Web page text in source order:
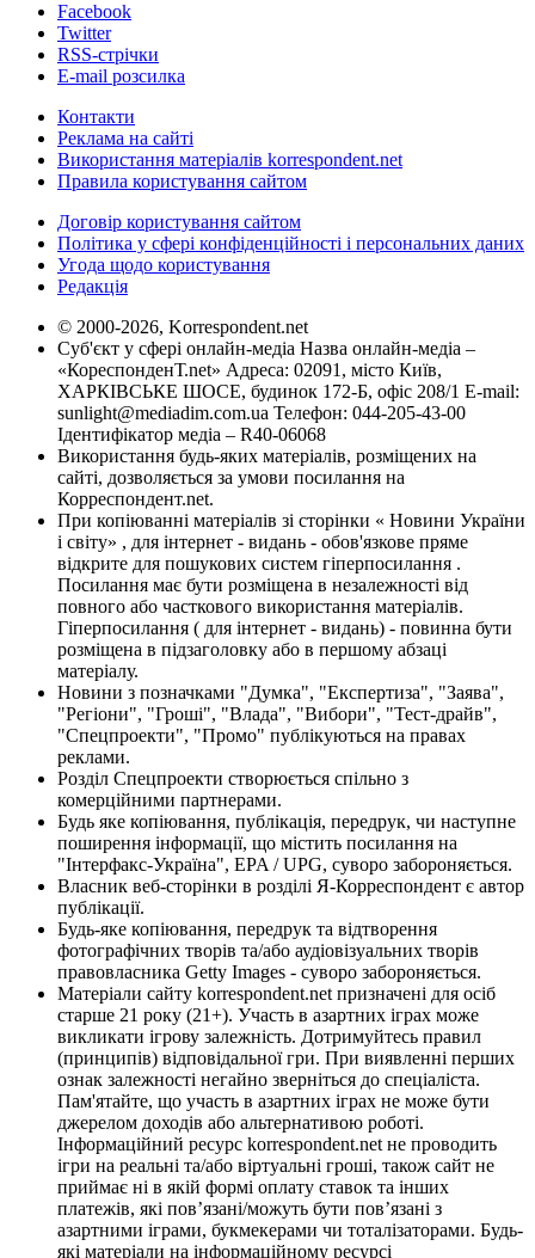
Facebook
Twitter
RSS-стрічки
E-mail розсилка
Контакти
Реклама на сайті
Використання матеріалів korrespondent.net
Правила користування сайтом
Договір користування сайтом
Політика у сфері конфіденційності і персональних даних
Угода щодо користування
Редакція
© 2000-2026, Korrespondent.net
Суб'єкт у сфері онлайн-медіа Назва онлайн-медіа –
«КореспонденТ.net» Адреса: 02091, місто Київ,
ХАРКІВСЬКЕ ШОСЕ, будинок 172-Б, офіс 208/1 E-mail:
sunlight@mediadim.com.ua Телефон: 044-205-43-00
Ідентифікатор медіа – R40-06068
Використання будь-яких матеріалів, розміщених на
сайті, дозволяється за умови посилання на
Корреспондент.net.
При копіюванні матеріалів зі сторінки « Новини України
і світу» , для інтернет - видань - обов'язкове пряме
відкрите для пошукових систем гіперпосилання .
Посилання має бути розміщена в незалежності від
повного або часткового використання матеріалів.
Гіперпосилання ( для інтернет - видань) - повинна бути
розміщена в підзаголовку або в першому абзаці
матеріалу.
Новини з позначками "Думка", "Експертиза", "Заява",
"Регіони", "Гроші", "Влада", "Вибори", "Тест-драйв",
"Спецпроекти", "Промо" публікуються на правах
реклами.
Розділ Спецпроекти створюється спільно з
комерційними партнерами.
Будь яке копіювання, публікація, передрук, чи наступне
поширення інформації, що містить посилання на
"Інтерфакс-Україна", EPA / UPG, суворо забороняється.
Власник веб-сторінки в розділі Я-Корреспондент є автор
публікації.
Будь-яке копіювання, передрук та відтворення
фотографічних творів та/або аудіовізуальних творів
правовласника Getty Images - суворо забороняється.
Матеріали сайту korrespondent.net призначені для осіб
старше 21 року (21+). Участь в азартних іграх може
викликати ігрову залежність. Дотримуйтесь правил
(принципів) відповідальної гри. При виявленні перших
ознак залежності негайно зверніться до спеціаліста.
Пам'ятайте, що участь в азартних іграх не може бути
джерелом доходів або альтернативою роботі.
Інформаційний ресурс korrespondent.net не проводить
ігри на реальні та/або віртуальні гроші, також сайт не
приймає ні в якій формі оплату ставок та інших
платежів, які пов’язані/можуть бути пов’язані з
азартними іграми, букмекерами чи тоталізаторами. Будь-
які матеріали на інформаційному ресурсі